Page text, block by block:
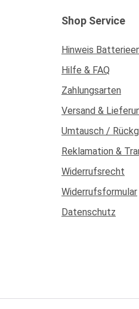
Shop Service
Hinweis
Hilfe & FAQ
Zahlungsarten
Versand &
Umtausch /
Reklamation &
Widerrufsrecht
Widerrufsformular
Datenschutz